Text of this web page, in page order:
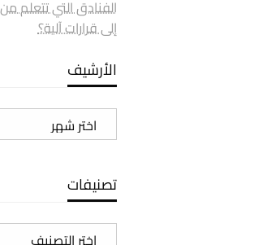
الفنادق التي تتعلم
إلى قرارات آلية؟
الأرشيف
الأرشيف
تصنيفات
تصنيفات